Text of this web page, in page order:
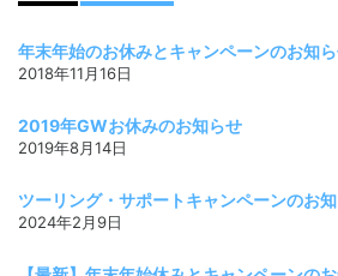
年末年始のお休みとキャンペーンのお知
2018年11月16日
2019年GWお休みのお知らせ
2019年8月14日
ツーリング・サポートキャンペーンのお
2024年2月9日